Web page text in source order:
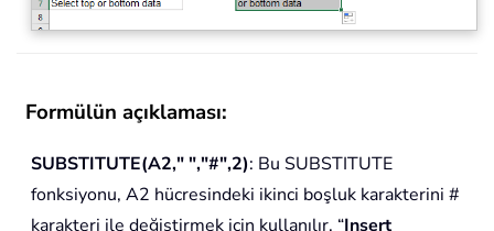
Formülün açıklaması:
SUBSTITUTE(A2," ","#",2): Bu SUBSTITUTE
fonksiyonu, A2 hücresindeki ikinci boşluk karakterini #
karakteri ile değiştirmek için kullanılır. “Insert